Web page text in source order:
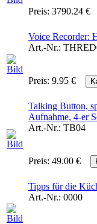
Preis: 3790.24 €
Voice Recorder:
Art.-Nr.:
Preis: 9.95 €
Talking Button,
Aufnahme, 4-er
Art.-Nr.: TB04
Preis: 49.00 €
Tipps für die
Art.-Nr.: 0000